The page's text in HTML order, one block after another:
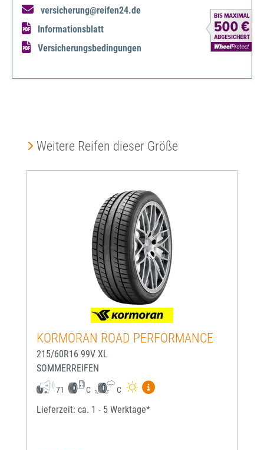
versicherung@reifen24.de
Informationsblatt
Versicherungsbedingungen
Produktgalerie überspringen
Weitere Reifen dieser Größe
KORMORAN ROAD PERFORMANCE
215/60R16 99V XL
SOMMERREIFEN
71 C C
Mehr Informationen zum
Lieferzeit: ca. 1 - 5 Werktage*